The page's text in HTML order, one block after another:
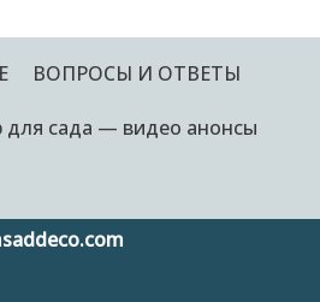
ВОПРОСЫ И ОТВЕТЫ
для сада — видео анонсы